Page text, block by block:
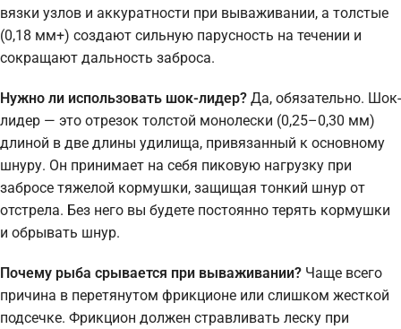
вязки узлов и аккуратности при вываживании, а толстые
(0,18 мм+) создают сильную парусность на течении и
сокращают дальность заброса.
Нужно ли использовать шок-лидер? Да, обязательно. Шок-
лидер — это отрезок толстой монолески (0,25–0,30 мм)
длиной в две длины удилища, привязанный к основному
шнуру. Он принимает на себя пиковую нагрузку при
забросе тяжелой кормушки, защищая тонкий шнур от
отстрела. Без него вы будете постоянно терять кормушки
и обрывать шнур.
Почему рыба срывается при вываживании? Чаще всего
причина в перетянутом фрикционе или слишком жесткой
подсечке. Фрикцион должен стравливать леску при